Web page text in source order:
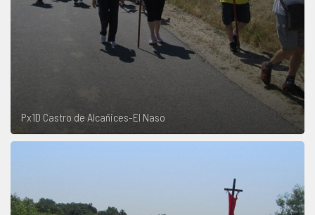
Px1D Castro de Alcañices-El Naso